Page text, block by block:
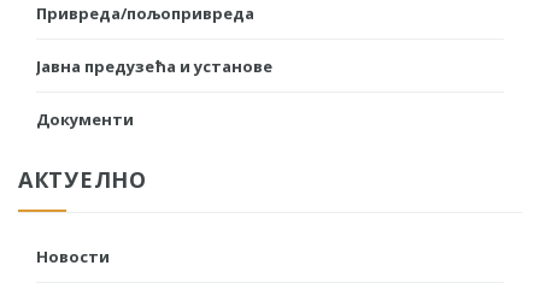
Привреда/пољопривреда
Јавна предузећа и установе
Документи
АКТУЕЛНО
Новости